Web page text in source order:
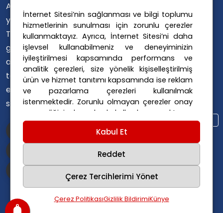
İnternet Sitesi’nin sağlanması ve bilgi toplumu
hizmetlerinin sunulması için zorunlu çerezler
kullanmaktayız. Ayrıca, İnternet Sitesi’ni daha
işlevsel kullanabilmeniz ve deneyiminizin
iyileştirilmesi kapsamında performans ve
analitik çerezleri, size yönelik kişiselleştirilmiş
ürün ve hizmet tanıtımı kapsamında ise reklam
ve pazarlama çerezleri kullanılmak
istenmektedir. Zorunlu olmayan çerezler onay
vermediğiniz durumlarda kullanılmayacaktır.
Ayarlarınız 365 gün saklanır.
veGizlilik Politikasıiçin linklere tıklayınız.
Kabul Et
Reddet
Çerez Tercihlerimi Yönet
Çerez PolitikasıGizlilik BildirimiKünye
Avusturya'da
yaşayan
Türklerin ülke
gündemini
ana dillerinde
takip
etmelerini
sağlıyoruz.
Avusturya Polis Soruşturması
Avusturya Sağlık Sistemi
Avusturya Siyaseti
Avusturya Suç Haberleri
Avusturya Trafik Haberleri
Donald Trump
FPÖ
Graz Okul Saldırısı
Internet Dolandırıcılığı
Itfaiye Müdahalesi
Viyana Polisi
Viyana Suç Haberleri